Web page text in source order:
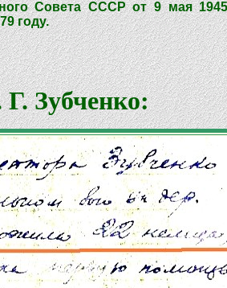
Совета СССР от 9 мая
году.
Зубченко: